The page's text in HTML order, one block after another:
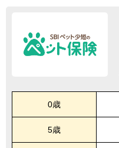
0歳
5歳